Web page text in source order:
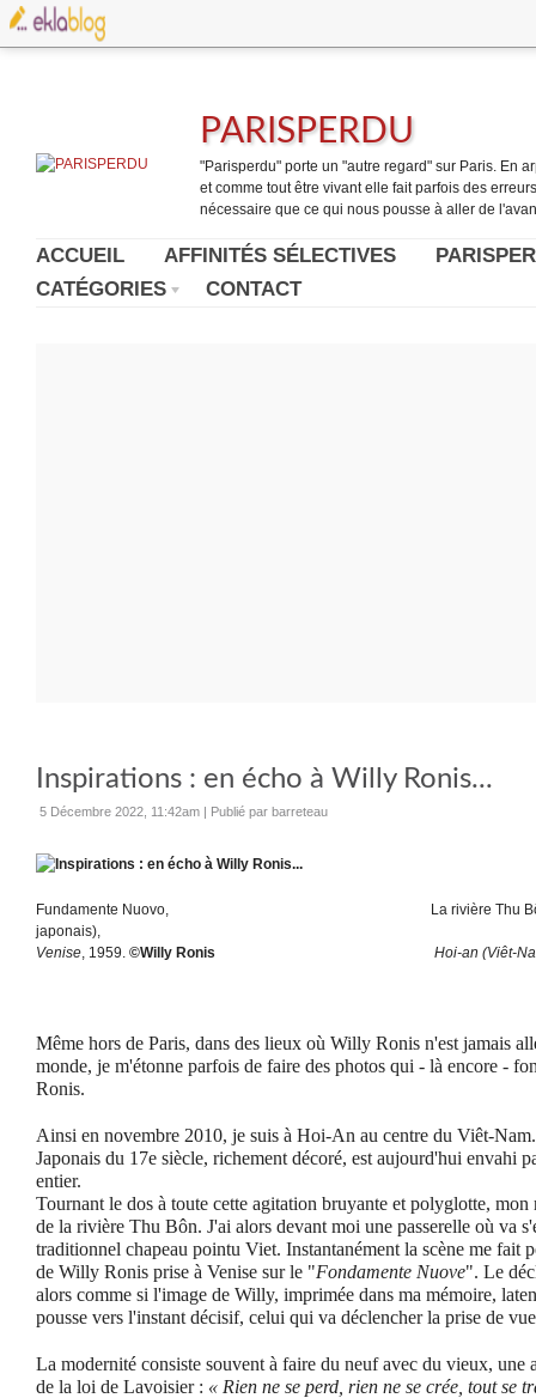
PARISPERDU
"Parisperdu" porte un "autre regard" sur Paris. En
et comme tout être vivant elle fait parfois des
nécessaire que ce qui nous pousse à aller de
ACCUEIL AFFINITÉS SÉLECTIVES
CATÉGORIES
CONTACT
Inspirations : en écho à Willy Ronis...
5 Décembre 2022, 11:42am | Publié par barreteau
Fundamente Nuovo,
La rivière Thu
japonais),
Venise, 1959. ©Willy Ronis Hoi-an (Viêt-
Même hors de Paris, dans des lieux où Willy Ronis n'est jamais
monde, je m'étonne parfois de faire des photos qui - là encore -
Ronis.
Ainsi en novembre 2010, je suis à Hoi-An au centre du Viêt-
Japonais du 17e siècle, richement décoré, est aujourd'hui envahi
entier.
Tournant le dos à toute cette agitation bruyante et polyglotte,
de la rivière Thu Bôn. J'ai alors devant moi une passerelle où va
traditionnel chapeau pointu Viet. Instantanément la scène me fait
de Willy Ronis prise à Venise sur le "Fondamente Nuove". Le
alors comme si l'image de Willy, imprimée dans ma mémoire,
pousse vers l'instant décisif, celui qui va déclencher la prise de
La modernité consiste souvent à faire du neuf avec du vieux, une
de la loi de Lavoisier : « Rien ne se perd, rien ne se crée, tout se